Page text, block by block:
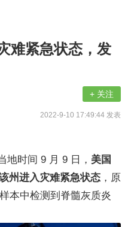
难紧急状态，发
+ 关注
2022-9-10 17:49:44 发表
地时间 9 月 9 日， 美国
州进入灾难紧急状态 ，原
本中检测到脊髓灰质炎